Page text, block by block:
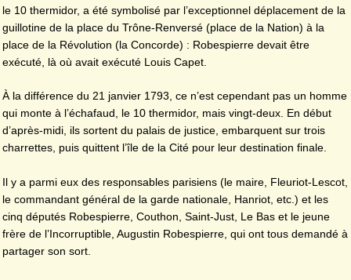
le 10 thermidor, a été symbolisé par l’exceptionnel déplacement de la
guillotine de la place du Trône-Renversé (place de la Nation) à la
place de la Révolution (la Concorde) : Robespierre devait être
exécuté, là où avait exécuté Louis Capet.
À la différence du 21 janvier 1793, ce n’est cependant pas un homme
qui monte à l’échafaud, le 10 thermidor, mais vingt-deux. En début
d’après-midi, ils sortent du palais de justice, embarquent sur trois
charrettes, puis quittent l’île de la Cité pour leur destination finale.
Il y a parmi eux des responsables parisiens (le maire, Fleuriot-Lescot,
le commandant général de la garde nationale, Hanriot, etc.) et les
cinq députés Robespierre, Couthon, Saint-Just, Le Bas et le jeune
frère de l’Incorruptible, Augustin Robespierre, qui ont tous demandé à
partager son sort.